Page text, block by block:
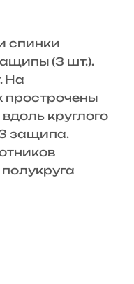
спинки
(3 шт.).
На
прострочены
круглого
защипа.